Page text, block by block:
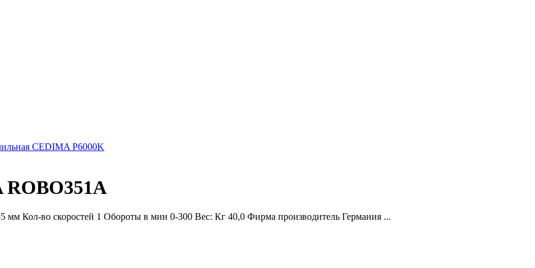
CEDIMA P6000K
ROBO351A
Кол-во скоростей 1 Обороты в мин 0-300 Вес: Кг 40,0 Фирма производитель Германия ...